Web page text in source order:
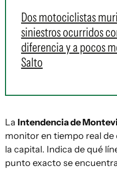
Dos motociclistas
siniestros ocurridos
diferencia y a pocos
Salto
La Intendencia de
monitor en tiempo real
la capital. Indica de qué
punto exacto se